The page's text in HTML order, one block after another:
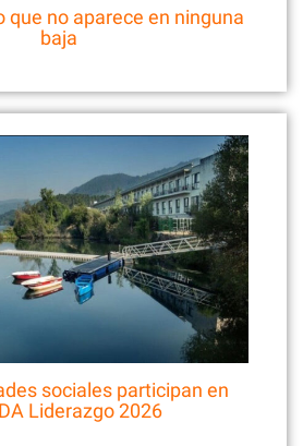
que no aparece en ninguna
baja
sociales participan en
Liderazgo 2026